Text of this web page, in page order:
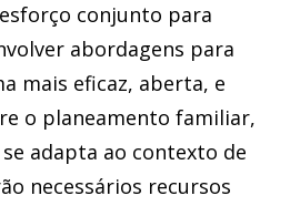
conjunto para
abordagens para
mais eficaz, aberta, e
o planeamento familiar,
adapta ao contexto de
necessários recursos